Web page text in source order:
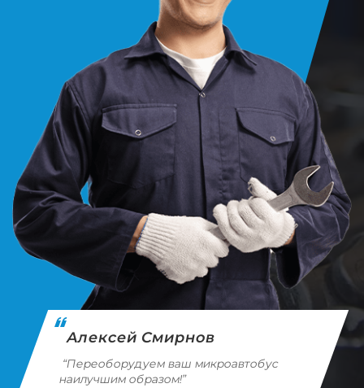
Алексей Смирнов
“Переоборудуем ваш микроавтобус
наилучшим образом!”